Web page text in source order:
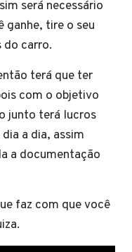
será necessário
ganhe, tire o seu
do carro.
terá que ter
com o objetivo
junto terá lucros
a dia, assim
a documentação
faz com que você